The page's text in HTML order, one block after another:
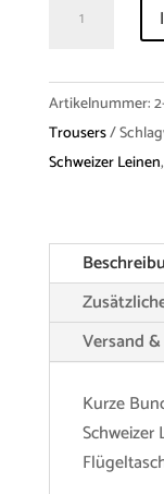
Shorts
Linen
Menge
Artikelnummer:
Trousers
Schweizer Leinen,
Versand
Kurze
Schweizer